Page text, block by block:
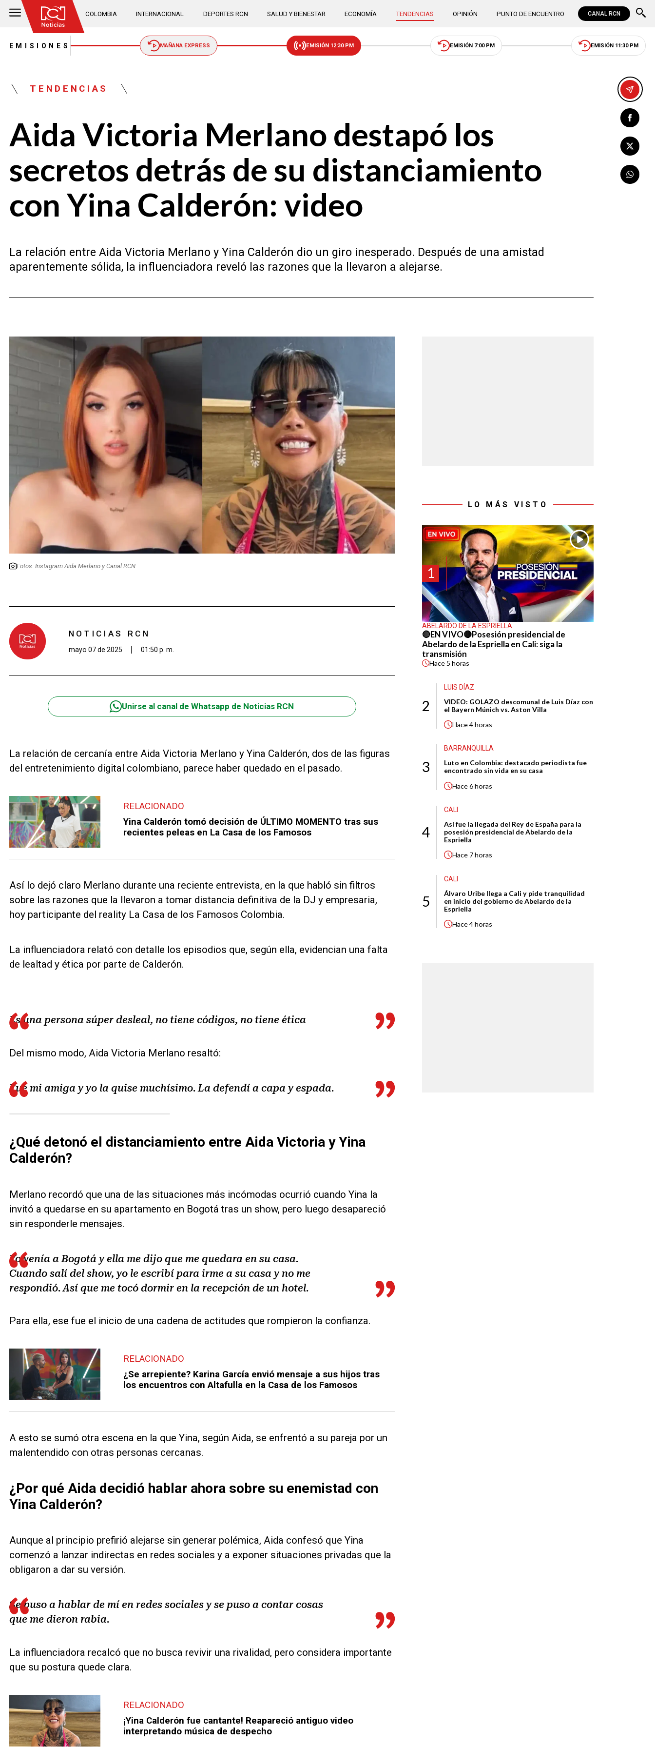
COLOMBIA INTERNACIONAL DEPORTES RCN SALUD Y BIENESTAR ECONOMÍA TENDENCIAS OPINIÓN PUNTO DE ENCUENTRO CANAL RCN
EMISIONES MAÑANA EXPRESS EMISIÓN 12:30 PM EMISIÓN 7:00 PM EMISIÓN 11:30 PM
TENDENCIAS
Aida Victoria Merlano destapó los
secretos detrás de su distanciamiento
con Yina Calderón: video
La relación entre Aida Victoria Merlano y Yina Calderón dio un giro inesperado. Después de una amistad
aparentemente sólida, la influenciadora reveló las razones que la llevaron a alejarse.
Fotos: Instagram Aida Merlano y Canal RCN
NOTICIAS RCN
mayo 07 de 2025 01:50 p. m.
Unirse al canal de Whatsapp de Noticias RCN
La relación de cercanía entre Aida Victoria Merlano y Yina Calderón, dos de las figuras
del entretenimiento digital colombiano, parece haber quedado en el pasado.
RELACIONADO
Yina Calderón tomó decisión de ÚLTIMO MOMENTO tras sus
recientes peleas en La Casa de los Famosos
Así lo dejó claro Merlano durante una reciente entrevista, en la que habló sin filtros
sobre las razones que la llevaron a tomar distancia definitiva de la DJ y empresaria,
hoy participante del reality La Casa de los Famosos Colombia.
La influenciadora relató con detalle los episodios que, según ella, evidencian una falta
de lealtad y ética por parte de Calderón.
Es una persona súper desleal, no tiene códigos, no tiene ética
Del mismo modo, Aida Victoria Merlano resaltó:
Fue mi amiga y yo la quise muchísimo. La defendí a capa y espada.
¿Qué detonó el distanciamiento entre Aida Victoria y Yina
Calderón?
Merlano recordó que una de las situaciones más incómodas ocurrió cuando Yina la
invitó a quedarse en su apartamento en Bogotá tras un show, pero luego desapareció
sin responderle mensajes.
Yo venía a Bogotá y ella me dijo que me quedara en su casa.
Cuando salí del show, yo le escribí para irme a su casa y no me
respondió. Así que me tocó dormir en la recepción de un hotel.
Para ella, ese fue el inicio de una cadena de actitudes que rompieron la confianza.
RELACIONADO
¿Se arrepiente? Karina García envió mensaje a sus hijos tras
los encuentros con Altafulla en la Casa de los Famosos
A esto se sumó otra escena en la que Yina, según Aida, se enfrentó a su pareja por un
malentendido con otras personas cercanas.
¿Por qué Aida decidió hablar ahora sobre su enemistad con
Yina Calderón?
Aunque al principio prefirió alejarse sin generar polémica, Aida confesó que Yina
comenzó a lanzar indirectas en redes sociales y a exponer situaciones privadas que la
obligaron a dar su versión.
Se puso a hablar de mí en redes sociales y se puso a contar cosas
que me dieron rabia.
La influenciadora recalcó que no busca revivir una rivalidad, pero considera importante
que su postura quede clara.
RELACIONADO
¡Yina Calderón fue cantante! Reapareció antiguo video
interpretando música de despecho
LO MÁS VISTO
1
ABELARDO DE LA ESPRIELLA
🔴EN VIVO🔴Posesión presidencial de
Abelardo de la Espriella en Cali: siga la
transmisión
Hace 5 horas
2
LUIS DÍAZ
VIDEO: GOLAZO descomunal de Luis Díaz con
el Bayern Múnich vs. Aston Villa
Hace4 horas
3
BARRANQUILLA
Luto en Colombia: destacado periodista fue
encontrado sin vida en su casa
Hace6 horas
4
CALI
Así fue la llegada del Rey de España para la
posesión presidencial de Abelardo de la
Espriella
Hace 7 horas
5
CALI
Álvaro Uribe llega a Cali y pide tranquilidad
en inicio del gobierno de Abelardo de la
Espriella
Hace4 horas